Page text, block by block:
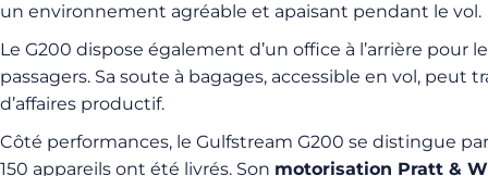
un environnement agréable et apaisant pendant le vol.
Le G200 dispose également d’un office à l’arrière pour
passagers. Sa soute à bagages, accessible en vol, peut
d’affaires productif.
Côté performances, le Gulfstream G200 se distingue
150 appareils ont été livrés. Son motorisation Pratt &